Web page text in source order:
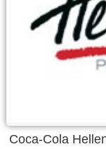
Coca-Cola